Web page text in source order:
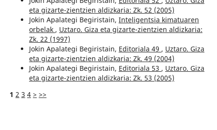
eta gizarte-zientzien aldizkaria: Zk. 52 (2005)
Jokin Apalategi Begiristain, Inteligentsia kimatuaren
orbelak , Uztaro. Giza eta gizarte-zientzien aldizkaria:
Zk. 22 (1997)
Jokin Apalategi Begiristain, Editoriala 49 , Uztaro. Giza
eta gizarte-zientzien aldizkaria: Zk. 49 (2004)
Jokin Apalategi Begiristain, Editoriala 53 , Uztaro. Giza
eta gizarte-zientzien aldizkaria: Zk. 53 (2005)
1 2 3 4 > >>